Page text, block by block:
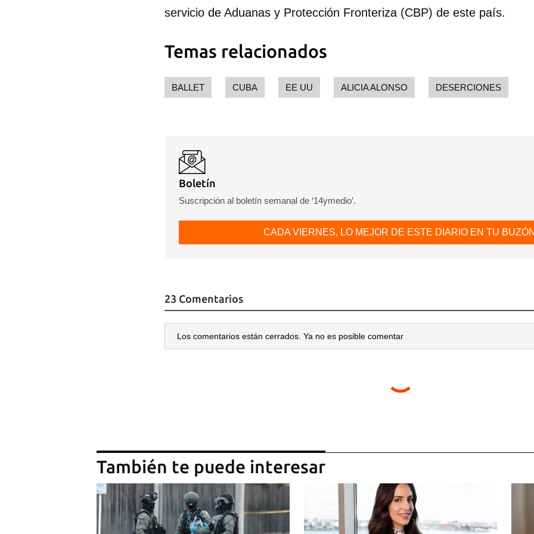
servicio de Aduanas y Protección Fronteriza (CBP) de este país.
Temas relacionados
BALLET CUBA EE UU ALICIA ALONSO DESERCIONES
Boletín
Suscripción al boletín semanal de ‘14ymedio’.
CADA VIERNES, LO MEJOR DE ESTE DIARIO EN TU
23 Comentarios
Los comentarios están cerrados. Ya no es posible comentar
También te puede interesar